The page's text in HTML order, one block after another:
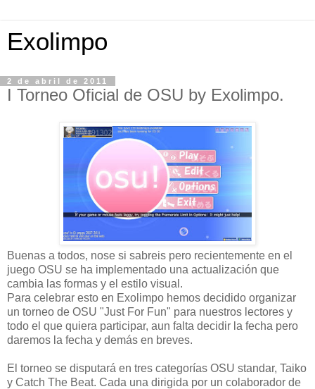
Exolimpo
2 de abril de 2011
I Torneo Oficial de OSU by Exolimpo.
Buenas a todos, nose si sabreis pero recientemente en el
juego OSU se ha implementado una actualización que
cambia las formas y el estilo visual.
Para celebrar esto en Exolimpo hemos decidido organizar
un torneo de OSU "Just For Fun" para nuestros lectores y
todo el que quiera participar, aun falta decidir la fecha pero
daremos la fecha y demás en breves.
El torneo se disputará en tres categorías OSU standar, Taiko
y Catch The Beat. Cada una dirigida por un colaborador de